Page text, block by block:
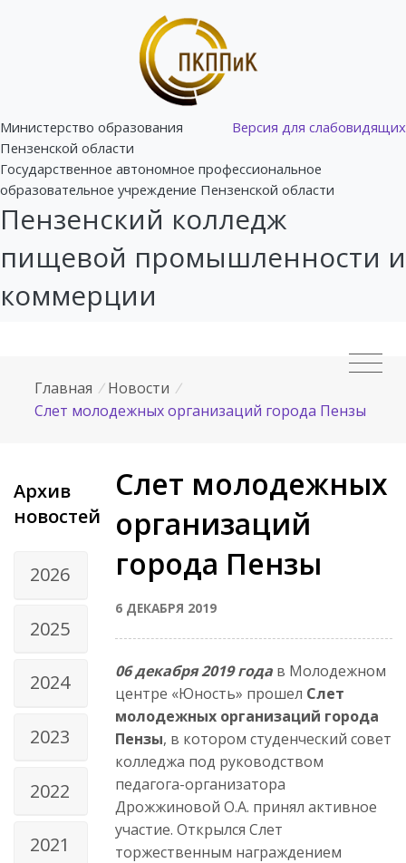
Версия для слабовидящих
Министерство образования
Пензенской области
Государственное автономное профессиональное
образовательное учреждение Пензенской области
Пензенский колледж
пищевой промышленности и
коммерции
Главная / Новости /
Слет молодежных организаций города Пензы
Архив
новостей
2026
2025
2024
2023
2022
2021
Слет молодежных
организаций
города Пензы
6 ДЕКАБРЯ 2019
06 декабря 2019 года в Молодежном
центре «Юность» прошел Слет
молодежных организаций города
Пензы, в котором студенческий совет
колледжа под руководством
педагога-организатора
Дрожжиновой О.А. принял активное
участие. Открылся Слет
торжественным награждением